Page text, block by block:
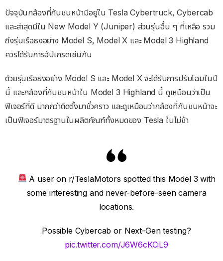
ปัจจุบันกล้องที่กันชนหน้ามีอยู่ใน Tesla Cybertruck, Cybercab
และล่าสุดมีใน New Model Y (Juniper) ส่วนรุ่นอื่น ๆ ที่เหลือ รวม
ถึงรุ่นเรือธงอย่าง Model S, Model X และ Model 3 Highland
ควรได้รับการอัปเกรดเช่นกัน
ด้วยรุ่นเรือธงอย่าง Model S และ Model X จะได้รับการปรับโฉมในปี
นี้ และกล้องที่กันชนหน้าใน Model 3 Highland นี้ ดูเหมือนว่าเป็น
ฟีเจอร์ที่ดี มากกว่าติดตั้งมาชั่วคราว และดูเหมือนว่ากล้องที่กันชนหน้าจะ
เป็นฟีเจอร์มาตรฐานในผลิตภัณฑ์ทั้งหมดของ Tesla ในไม่ช้า
A user on r/TeslaMotors spotted this Model 3 with
some interesting and never-before-seen camera
locations.
Possible Cybercab or Next-Gen testing?
pic.twitter.com/J6W6cKCiL9